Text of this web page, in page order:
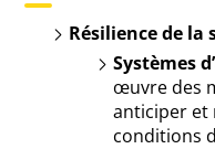
Résilience de la
Systèmes
œuvre des
anticiper et
conditions